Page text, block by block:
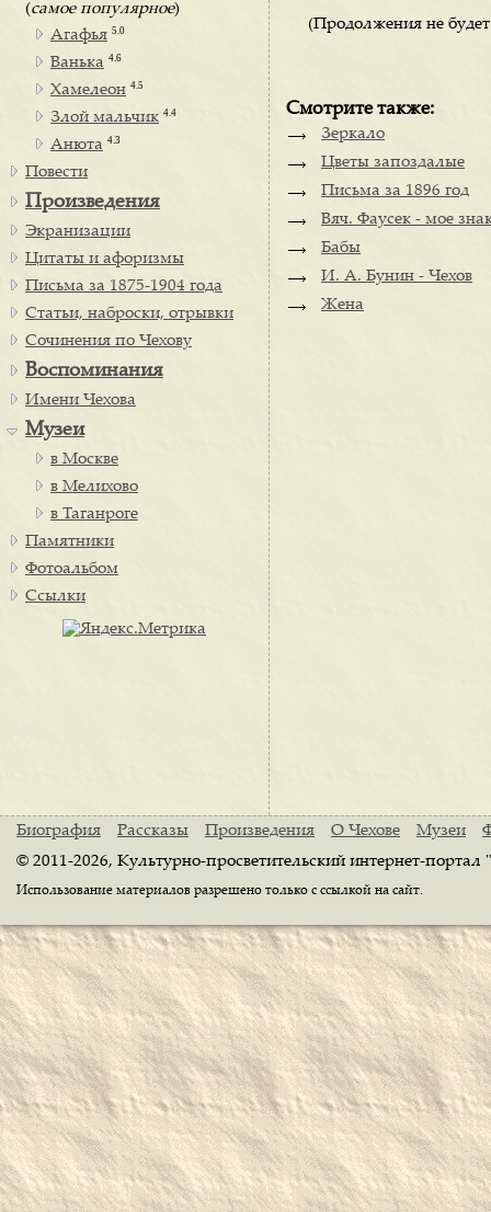
(Продолжения не
Смотрите также:
Зеркало
Цветы запоздалые
Письма за 1896 год
Вяч. Фаусек - мое
Бабы
И. А. Бунин - Чехов
Жена
(самое популярное)
Агафья 5.0
Ванька 4.6
Хамелеон 4.5
Злой мальчик 4.4
Анюта 4.3
Повести
Произведения
Экранизации
Цитаты и афоризмы
Письма за 1875-1904 года
Статьи, наброски, отрывки
Сочинения по Чехову
Воспоминания
Имени Чехова
Музеи
в Москве
в Мелихово
в Таганроге
Памятники
Фотоальбом
Ссылки
Биография Рассказы Произведения О Чехове Музеи
© 2011-2026, Культурно-просветительский интернет-
Использование материалов разрешено только с ссылкой на сайт.